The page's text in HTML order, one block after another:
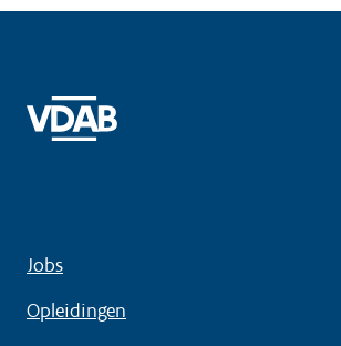
Jobs
Opleidingen